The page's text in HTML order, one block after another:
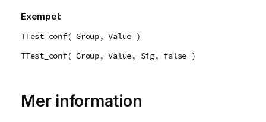
Exempel:
TTest_conf( Group, Value )
TTest_conf( Group, Value, Sig, false )
Mer information